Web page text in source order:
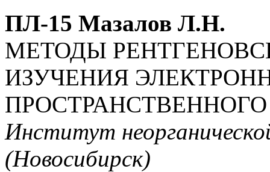
ПЛ-15 Мазалов Л.Н.
МЕТОДЫ
ИЗУЧЕНИЯ
Институт
(Новосибирск)